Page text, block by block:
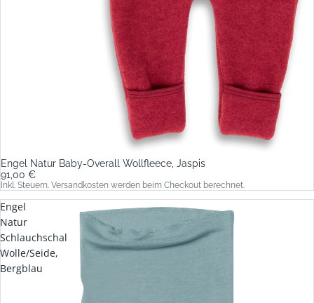
Engel Natur Baby-Overall Wollfleece, Jaspis
91,00 €
Inkl. Steuern. Versandkosten werden beim Checkout berechnet.
Engel
Natur
Schlauchschal
Wolle/Seide,
Bergblau